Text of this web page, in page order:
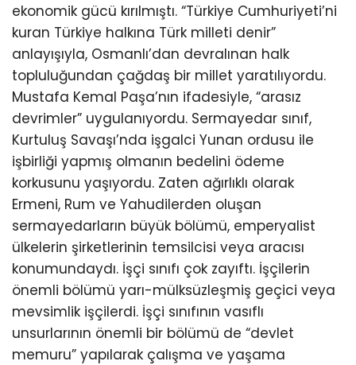
ekonomik gücü kırılmıştı. “Türkiye Cumhuriyeti’ni
kuran Türkiye halkına Türk milleti denir”
anlayışıyla, Osmanlı’dan devralınan halk
topluluğundan çağdaş bir millet yaratılıyordu.
Mustafa Kemal Paşa’nın ifadesiyle, “arasız
devrimler” uygulanıyordu. Sermayedar sınıf,
Kurtuluş Savaşı’nda işgalci Yunan ordusu ile
işbirliği yapmış olmanın bedelini ödeme
korkusunu yaşıyordu. Zaten ağırlıklı olarak
Ermeni, Rum ve Yahudilerden oluşan
sermayedarların büyük bölümü, emperyalist
ülkelerin şirketlerinin temsilcisi veya aracısı
konumundaydı. İşçi sınıfı çok zayıftı. İşçilerin
önemli bölümü yarı-mülksüzleşmiş geçici veya
mevsimlik işçilerdi. İşçi sınıfının vasıflı
unsurlarının önemli bir bölümü de “devlet
memuru” yapılarak çalışma ve yaşama